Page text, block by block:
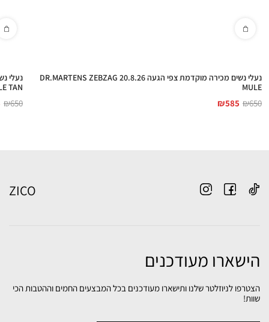
נעלי נשים מכירה מוקדמת צפי הגעה 20.8.26 DR.MARTENS ZEBZAG
MULE
₪650
₪585
TAN
₪650
ZICO
הישארו מעודכנים
הצטרפו לניוזלטר שלנו ותישארו מעודכנים בכל המבצעים החמים וההטבות הכי
שוות!